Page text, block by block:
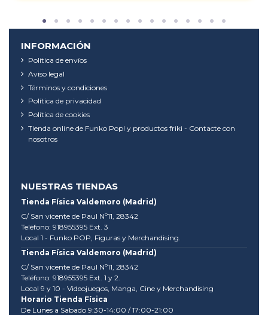
INFORMACIÓN
Política de envíos
Aviso legal
Términos y condiciones
Política de privacidad
Política de cookies
Tienda online de Funko Pop! y productos friki - Contacte con
nosotros
NUESTRAS TIENDAS
Tienda Física Valdemoro (Madrid)
C/ San vicente de Paul Nº11, 28342
Teléfono: 918955395 Ext. 3
Local 1 - Funko POP, Figuras y Merchandising.
Tienda Física Valdemoro (Madrid)
C/ San vicente de Paul Nº11, 28342
Teléfono: 918955395 Ext. 1 y 2.
Local 9 y 10 - Videojuegos, Manga, Cine y Merchandising
Horario Tienda Física
De Lunes a Sabado 9:30-14:00 / 17:00-21:00